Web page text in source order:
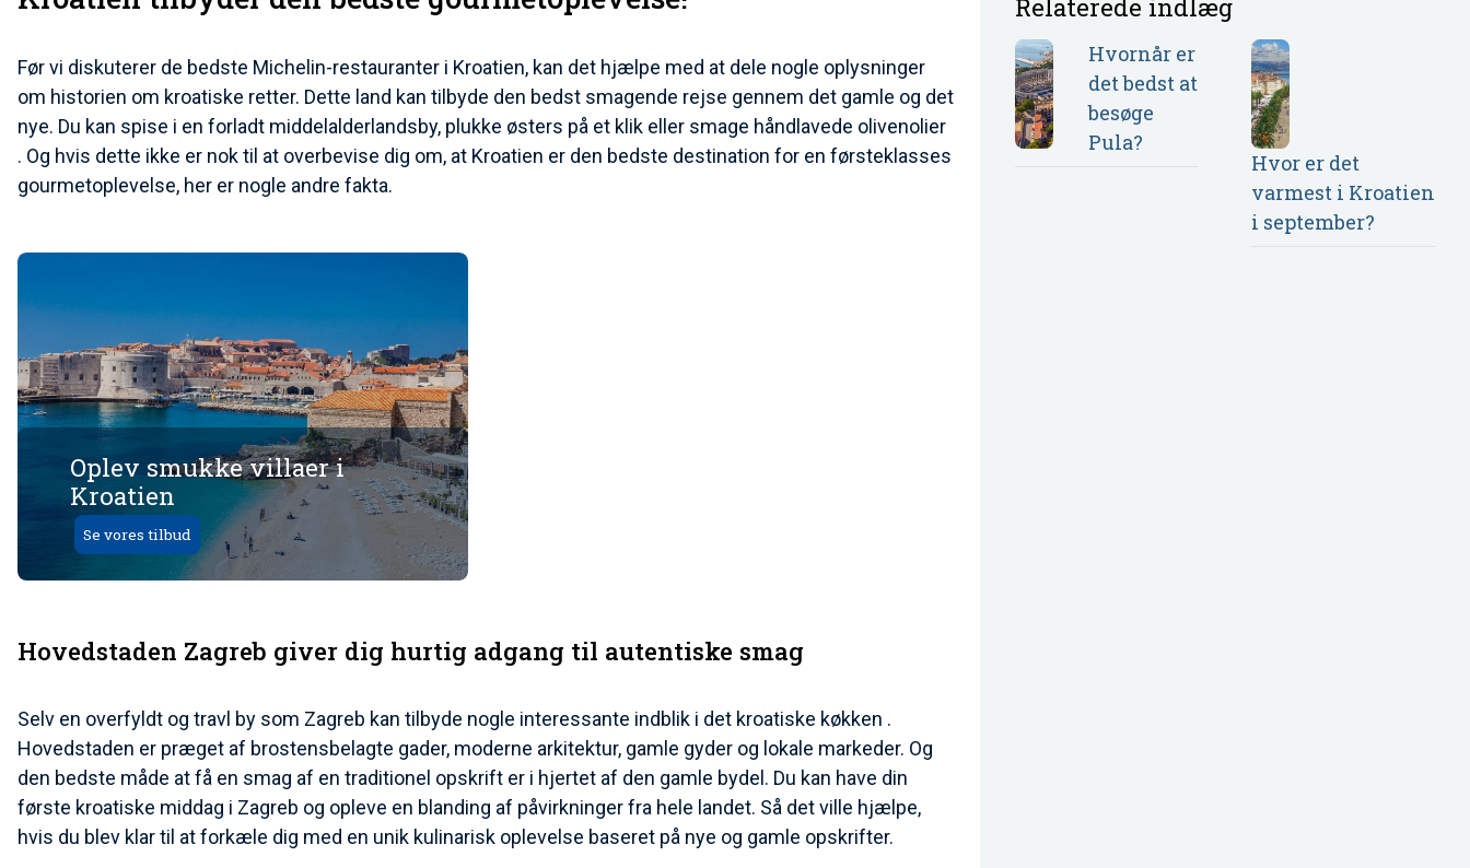
Før vi diskuterer de bedste Michelin-restauranter i Kroatien, kan det hjælpe med at dele nogle oplysninger
om historien om kroatiske retter. Dette land kan tilbyde den bedst smagende rejse gennem det gamle og det
nye. Du kan spise i en forladt middelalderlandsby, plukke østers på et klik eller smage håndlavede olivenolier
. Og hvis dette ikke er nok til at overbevise dig om, at Kroatien er den bedste destination for en førsteklasses
gourmetoplevelse, her er nogle andre fakta.
Oplev smukke villaer i
Kroatien
Se vores tilbud
Hovedstaden Zagreb giver dig hurtig adgang til autentiske smag
Selv en overfyldt og travl by som Zagreb kan tilbyde nogle interessante indblik i det kroatiske køkken .
Hovedstaden er præget af brostensbelagte gader, moderne arkitektur, gamle gyder og lokale markeder. Og
den bedste måde at få en smag af en traditionel opskrift er i hjertet af den gamle bydel. Du kan have din
første kroatiske middag i Zagreb og opleve en blanding af påvirkninger fra hele landet. Så det ville hjælpe,
hvis du blev klar til at forkæle dig med en unik kulinarisk oplevelse baseret på nye og gamle opskrifter.
Relaterede indlæg
Hvornår er
det bedst at
besøge
Pula?
Hvor er det
varmest i Kroatien
i september?